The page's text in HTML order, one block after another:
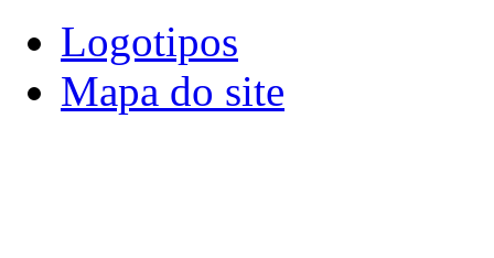
Logotipos
Mapa do site